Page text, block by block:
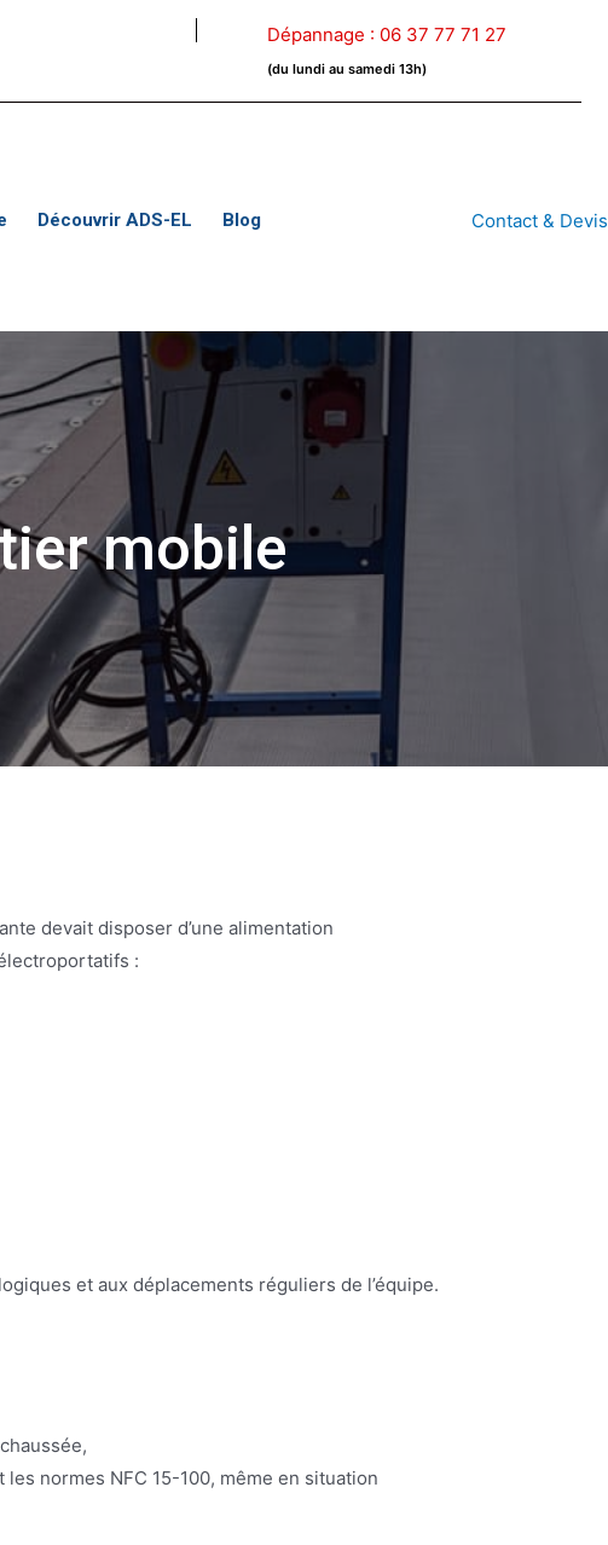
Dépannage : 06 37 77 71 27
(du lundi au samedi 13h)
Découvrir ADS-EL Blog Contact & Devis
mobile
devait disposer d’une alimentation
:
et aux déplacements réguliers de l’équipe.
normes NFC 15-100, même en situation